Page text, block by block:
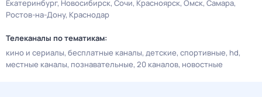
Екатеринбург Новосибирск Сочи Красноярск Омск Самара
Ростов-на-Дону Краснодар
Телеканалы по тематикам:
кино и сериалы бесплатные каналы детские спортивные hd
местные каналы познавательные 20 каналов новостные